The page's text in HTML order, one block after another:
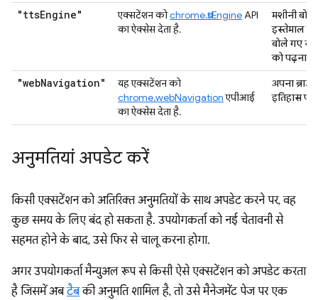
"ttsEngine" एक्सटेंशन कोchrome.ttsEngineAPI
का ऐक्सेस देता है.
मशीनी
इस्तेमाल
बोले गए
को पढ़ना
"webNavigation"
यह एक्सटेंशन को
chrome.webNavigationएपीआई
का ऐक्सेस देता है.
अपना
इतिहास
अनुमतियां अपडेट करें
किसी एक्सटेंशन को अतिरिक्त अनुमतियों के साथ अपडेट करने पर, वह
कुछ समय के लिए बंद हो सकता है. उपयोगकर्ता को नई चेतावनी से
सहमत होने के बाद, उसे फिर से चालू करना होगा.
अगर उपयोगकर्ता मैन्युअल रूप से किसी ऐसे एक्सटेंशन को अपडेट करता
है जिसमें अबटैबकी अनुमति शामिल है, तो उसे मैनेजमेंट पेज पर एक